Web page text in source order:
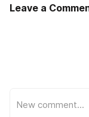
Leave a